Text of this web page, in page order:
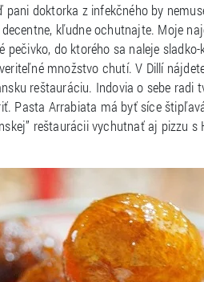
doktorka z infekčného by
kľudne ochutnajte. Moje
do ktorého sa naleje
množstvo chutí. V Dillí
reštauráciu. Indovia o sebe radi
Pasta Arrabiata má byť síce
reštaurácii vychutnať aj pizzu